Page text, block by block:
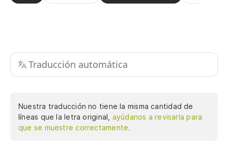
Traducción automática
Nuestra traducción no tiene la misma cantidad de
líneas que la letra original, ayúdanos a revisarla para
que se muestre correctamente.